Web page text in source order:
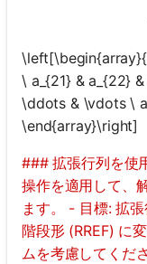
\ a_{21} & a_{22}
\ddots & \vdots \
\end{array}\right]
### 拡張行列を使
操作を適用して、
ます。 - 目標: 拡
階段形 (RREF) に
ムを考慮してくだ